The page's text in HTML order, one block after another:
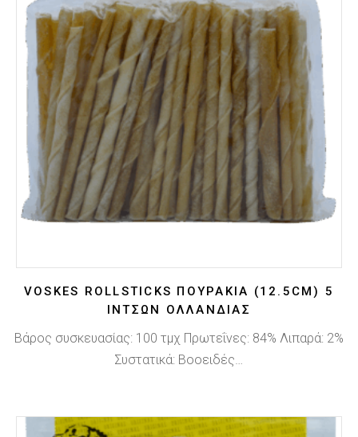
VOSKES ROLLSTICKS ΠΟΥΡΆΚΙΑ (12.5CM) 5
ΙΝΤΣΏΝ ΟΛΛΑΝΔΊΑΣ
Βάρος συσκευασίας: 100 τμχ Πρωτεΐνες: 84% Λιπαρά: 2%
Συστατικά: Βοοειδές…